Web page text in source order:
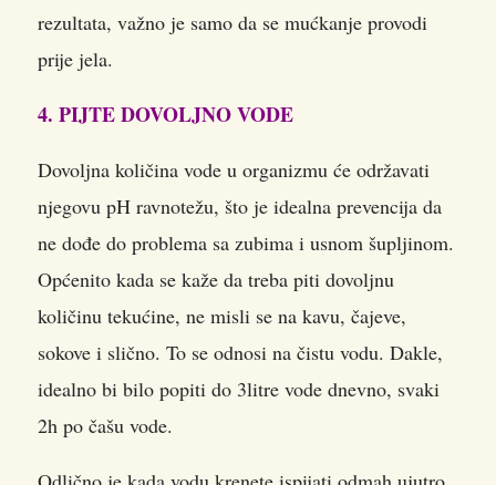
rezultata, važno je samo da se mućkanje provodi
prije jela.
4. PIJTE DOVOLJNO VODE
Dovoljna količina vode u organizmu će održavati
njegovu pH ravnotežu, što je idealna prevencija da
ne dođe do problema sa zubima i usnom šupljinom.
Općenito kada se kaže da treba piti dovoljnu
količinu tekućine, ne misli se na kavu, čajeve,
sokove i slično. To se odnosi na čistu vodu. Dakle,
idealno bi bilo popiti do 3litre vode dnevno, svaki
2h po čašu vode.